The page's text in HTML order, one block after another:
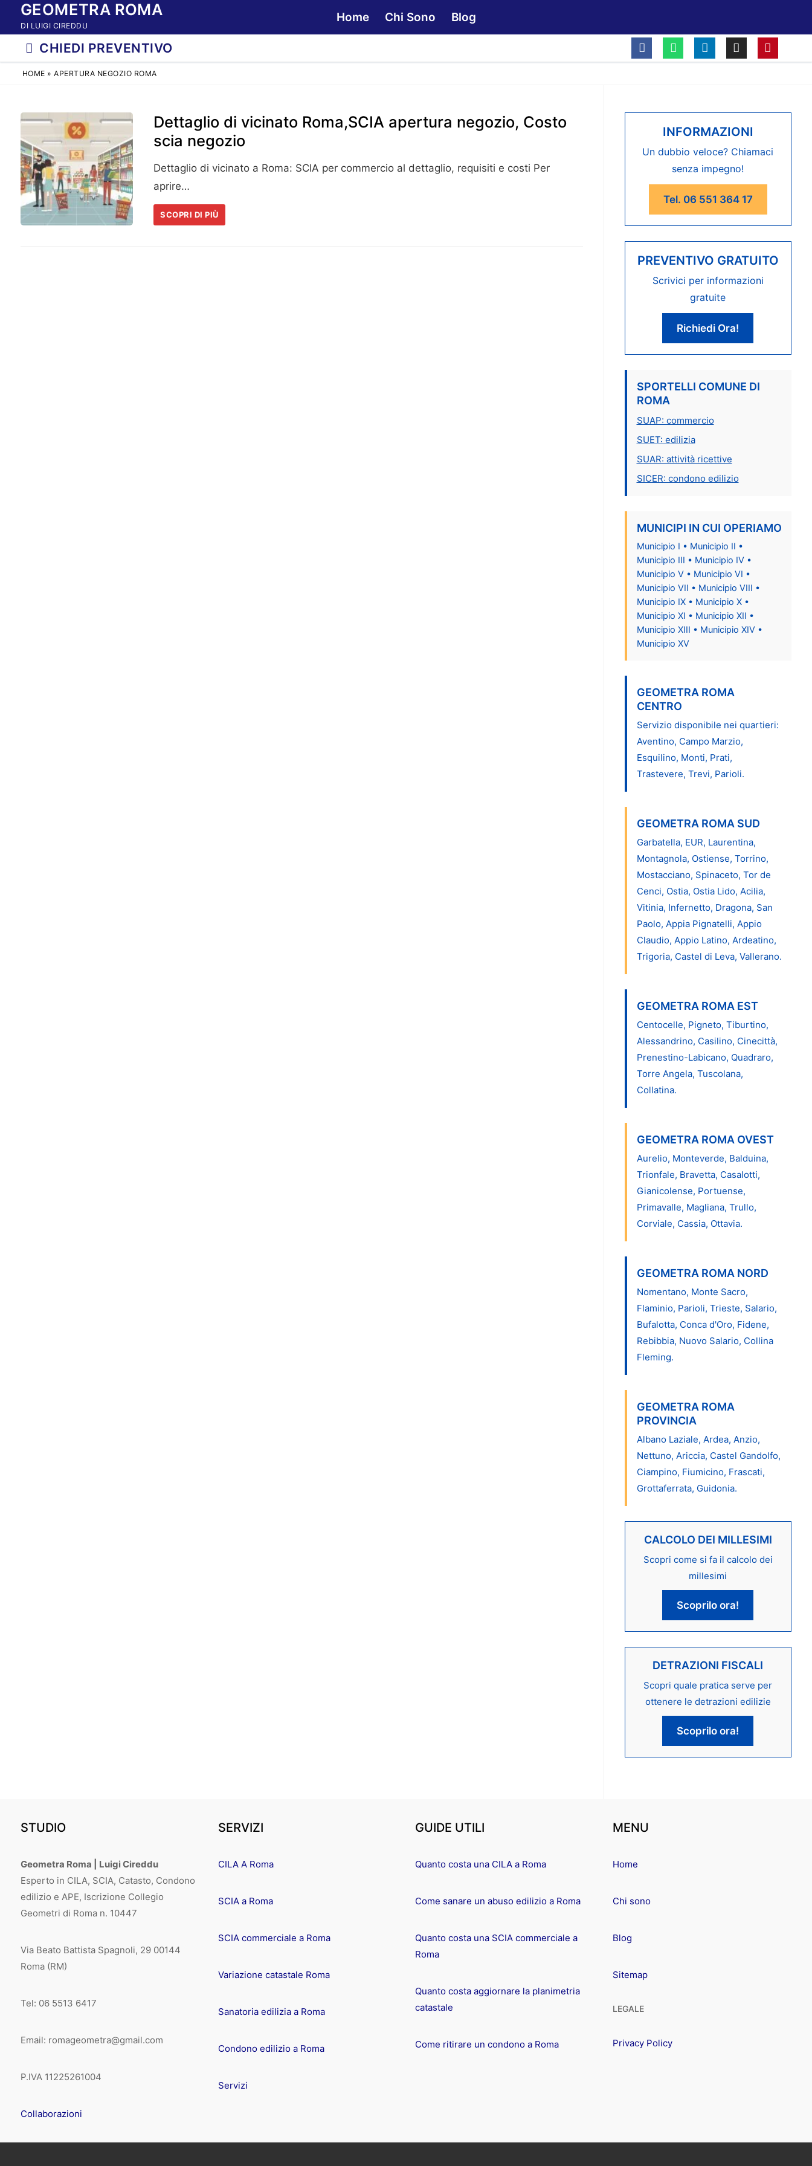
contenuto
GEOMETRA ROMA
DI LUIGI CIREDDU
Home Chi Sono Blog
CHIEDI PREVENTIVO
HOME »APERTURA NEGOZIO ROMA
Dettaglio di vicinato Roma,SCIA apertura negozio, Costo
scia negozio
Dettaglio di vicinato a Roma: SCIA per commercio al dettaglio, requisiti e costi Per
aprire…
SCOPRI DI PIÙ
INFORMAZIONI
Un dubbio veloce? Chiamaci
senza impegno!
Tel. 06 551 364 17
PREVENTIVO GRATUITO
Scrivici per informazioni
gratuite
Richiedi Ora!
SPORTELLI COMUNE DI
ROMA
SUAP: commercio
SUET: edilizia
SUAR: attività ricettive
SICER: condono edilizio
MUNICIPI IN CUI OPERIAMO
Municipio I • Municipio II •
Municipio III • Municipio IV •
Municipio V • Municipio VI •
Municipio VII • Municipio VIII •
Municipio IX • Municipio X •
Municipio XI • Municipio XII •
Municipio XIII • Municipio XIV •
Municipio XV
GEOMETRA ROMA
CENTRO
Servizio disponibile nei quartieri:
Aventino, Campo Marzio,
Esquilino, Monti, Prati,
Trastevere, Trevi, Parioli.
GEOMETRA ROMA SUD
Garbatella, EUR, Laurentina,
Montagnola, Ostiense, Torrino,
Mostacciano, Spinaceto, Tor de
Cenci, Ostia, Ostia Lido, Acilia,
Vitinia, Infernetto, Dragona, San
Paolo, Appia Pignatelli, Appio
Claudio, Appio Latino, Ardeatino,
Trigoria, Castel di Leva, Vallerano.
GEOMETRA ROMA EST
Centocelle, Pigneto, Tiburtino,
Alessandrino, Casilino, Cinecittà,
Prenestino-Labicano, Quadraro,
Torre Angela, Tuscolana,
Collatina.
GEOMETRA ROMA OVEST
Aurelio, Monteverde, Balduina,
Trionfale, Bravetta, Casalotti,
Gianicolense, Portuense,
Primavalle, Magliana, Trullo,
Corviale, Cassia, Ottavia.
GEOMETRA ROMA NORD
Nomentano, Monte Sacro,
Flaminio, Parioli, Trieste, Salario,
Bufalotta, Conca d'Oro, Fidene,
Rebibbia, Nuovo Salario, Collina
Fleming.
GEOMETRA ROMA
PROVINCIA
Albano Laziale, Ardea, Anzio,
Nettuno, Ariccia, Castel Gandolfo,
Ciampino, Fiumicino, Frascati,
Grottaferrata, Guidonia.
CALCOLO DEI MILLESIMI
Scopri come si fa il calcolo dei
millesimi
Scoprilo ora!
DETRAZIONI FISCALI
Scopri quale pratica serve per
ottenere le detrazioni edilizie
Scoprilo ora!
STUDIO
Geometra Roma | Luigi Cireddu
Esperto in CILA, SCIA, Catasto, Condono
edilizio e APE, Iscrizione Collegio
Geometri di Roma n. 10447
Via Beato Battista Spagnoli, 29 00144
Roma (RM)
Tel: 06 5513 6417
Email: romageometra@gmail.com
P.IVA 11225261004
Collaborazioni
SERVIZI
CILA A Roma
SCIA a Roma
SCIA commerciale a Roma
Variazione catastale Roma
Sanatoria edilizia a Roma
Condono edilizio a Roma
Servizi
GUIDE UTILI
Quanto costa una CILA a Roma
Come sanare un abuso edilizio a Roma
Quanto costa una SCIA commerciale a
Roma
Quanto costa aggiornare la planimetria
catastale
Come ritirare un condono a Roma
MENU
Home
Chi sono
Blog
Sitemap
LEGALE
Privacy Policy